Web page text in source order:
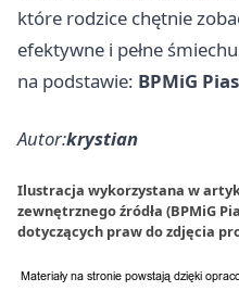
które rodzice chętnie
efektywne i pełne
na podstawie: BPMiG
Autor:krystian
Ilustracja wykorzystana w
zewnętrznego źródła (BPMiG
dotyczących praw do zdjęcia